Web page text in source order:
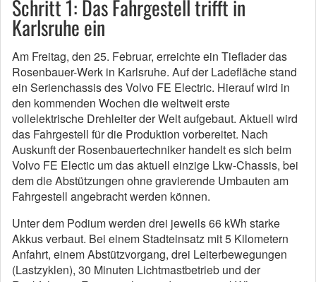
Schritt 1: Das Fahrgestell trifft in
Karlsruhe ein
Am Freitag, den 25. Februar, erreichte ein Tieflader das
Rosenbauer-Werk in Karlsruhe. Auf der Ladefläche stand
ein Serienchassis des Volvo FE Electric. Hierauf wird in
den kommenden Wochen die weltweit erste
vollelektrische Drehleiter der Welt aufgebaut. Aktuell wird
das Fahrgestell für die Produktion vorbereitet. Nach
Auskunft der Rosenbauertechniker handelt es sich beim
Volvo FE Electic um das aktuell einzige Lkw-Chassis, bei
dem die Abstützungen ohne gravierende Umbauten am
Fahrgestell angebracht werden können.
Unter dem Podium werden drei jeweils 66 kWh starke
Akkus verbaut. Bei einem Stadteinsatz mit 5 Kilometern
Anfahrt, einem Abstützvorgang, drei Leiterbewegungen
(Lastzyklen), 30 Minuten Lichtmastbetrieb und der